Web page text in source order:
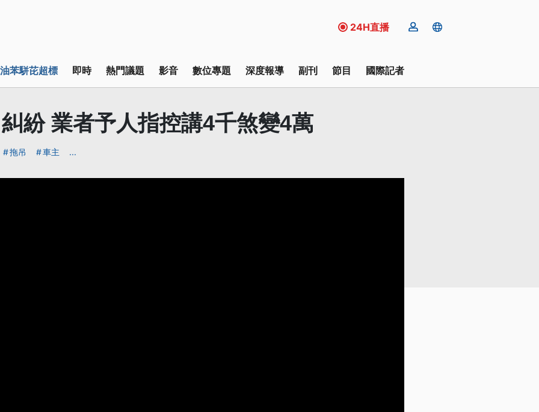
24H直播
苯駢芘超標 即時 熱門議題 影音 數位專題 深度報導 副刊 節目 國際記者
紛 業者予人指控講4千煞變4萬
拖吊 車主 ...